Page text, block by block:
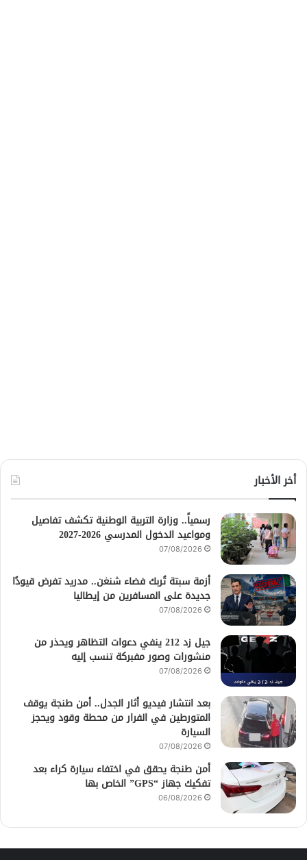
أخر الأخبار
رسمياً.. وزارة التربية الوطنية تكشف تفاصيل
ومواعيد الدخول المدرسي 2026-2027
07/08/2026
أزمة سبتة تُربك فضاء شنغن.. مدريد تفرض قيودًا
جديدة على المسافرين من إيطاليا
07/08/2026
جيل زد 212 ينفي دعوات التظاهر ويحذر من
منشورات وصور مفبركة تنسب إليه
07/08/2026
بعد انتشار فيديو أثار الجدل.. أمن طنجة يوقف
المتورطين في الفرار من محطة وقود ويحجز
السيارة
07/08/2026
أمن طنجة يحقق في اختفاء سيارة كراء بعد
تفكيك جهاز “GPS” الخاص بها
06/08/2026